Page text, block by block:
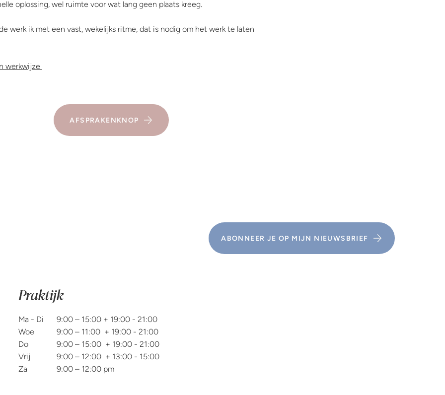
oplossing, wel ruimte voor wat lang geen plaats kreeg.
werk ik met een vast, wekelijks ritme, dat is nodig om het werk te laten
werkwijze
AFSPRAKENKNOP
Praktijk
Ma - Di
Woe
Do
Vrij
Za
9:00 – 15:00 + 19:00 - 21:00
9:00 – 11:00 + 19:00 - 21:00
9:00 – 15:00 + 19:00 - 21:00
9:00 – 12:00 + 13:00 - 15:00
9:00 – 12:00 pm
ABONNEER JE OP MIJN NIEUWSBRIEF